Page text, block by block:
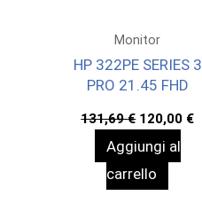
Monitor
HP 322PE SERIES 3
PRO 21.45 FHD
131,69€ Il
prezzo
originale
131,69 €.
120,00 €Il
Aggiungi al
carrello